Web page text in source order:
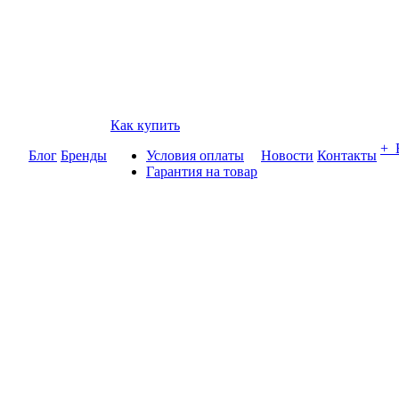
Блог Бренды
Как купить
Условия оплаты
Гарантия на товар
Новости Контакты +